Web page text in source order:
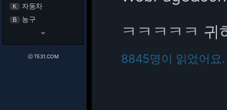
K 자동차
B 농구
keyboard_arrow_down
ⓒ TE31.COM
ㅋㅋㅋㅋㅋ 귀
8845명이 읽었어요.